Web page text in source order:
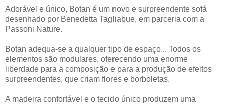
Adorável e único, Botan é um novo e surpreendente sofá
desenhado por Benedetta Tagliabue, em parceria com a
Passoni Nature.
Botan adequa-se a qualquer tipo de espaço... Todos os
elementos são modulares, oferecendo uma enorme
liberdade para a composição e para a produção de efeitos
surpreendentes, que criam flores e borboletas.
A madeira confortável e o tecido único produzem uma